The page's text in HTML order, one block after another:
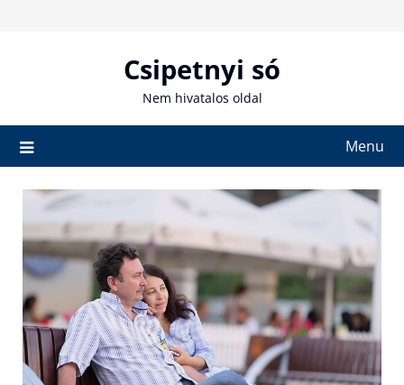
Csipetnyi só
Nem hivatalos oldal
Menu